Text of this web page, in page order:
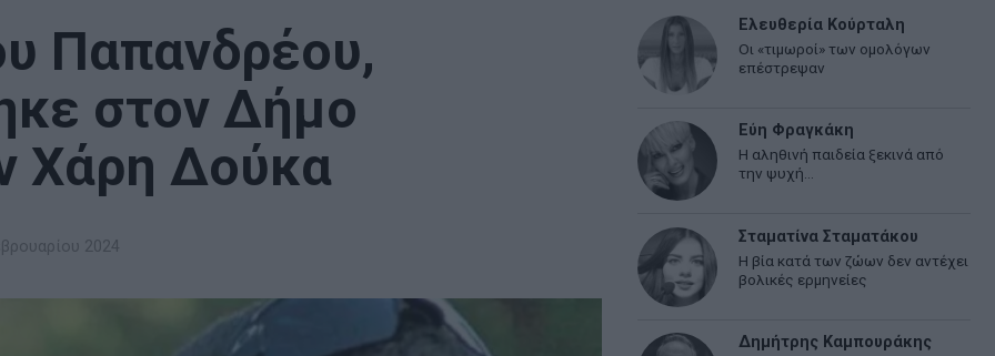
Παπανδρέου,
στον Δήμο
Χάρη Δούκα
2024
Ελευθερία Κούρταλη
Οι «τιμωροί» των ομολόγων
επέστρεψαν
Εύη Φραγκάκη
Η αληθινή παιδεία ξεκινά από
την ψυχή…
Σταματίνα Σταματάκου
Η βία κατά των ζώων δεν αντέχει
βολικές ερμηνείες
Δημήτρης Καμπουράκης